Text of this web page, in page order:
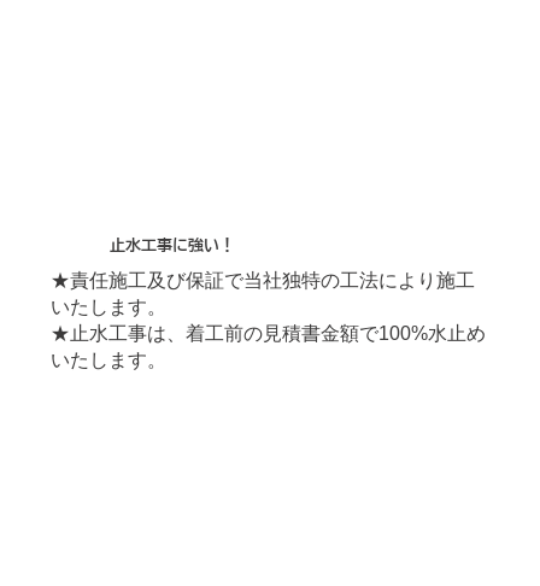
★責任施工及び保証で当社独特の工法により施工
いたします。
★止水工事は、着工前の見積書金額で100%水止め
いたします。
止水工事に強い！